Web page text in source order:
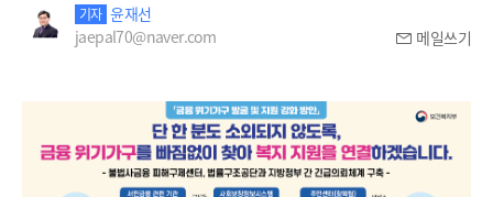
기자 윤재선
jaepal70@naver.com
메일쓰기